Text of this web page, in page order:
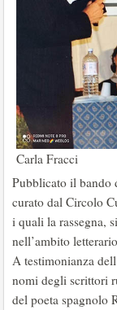
Carla Fracci
Pubblicato il bando
curato dal Circolo
i quali la rassegna,
nell’ambito
A testimonianza
nomi degli scrittori
del poeta spagnolo